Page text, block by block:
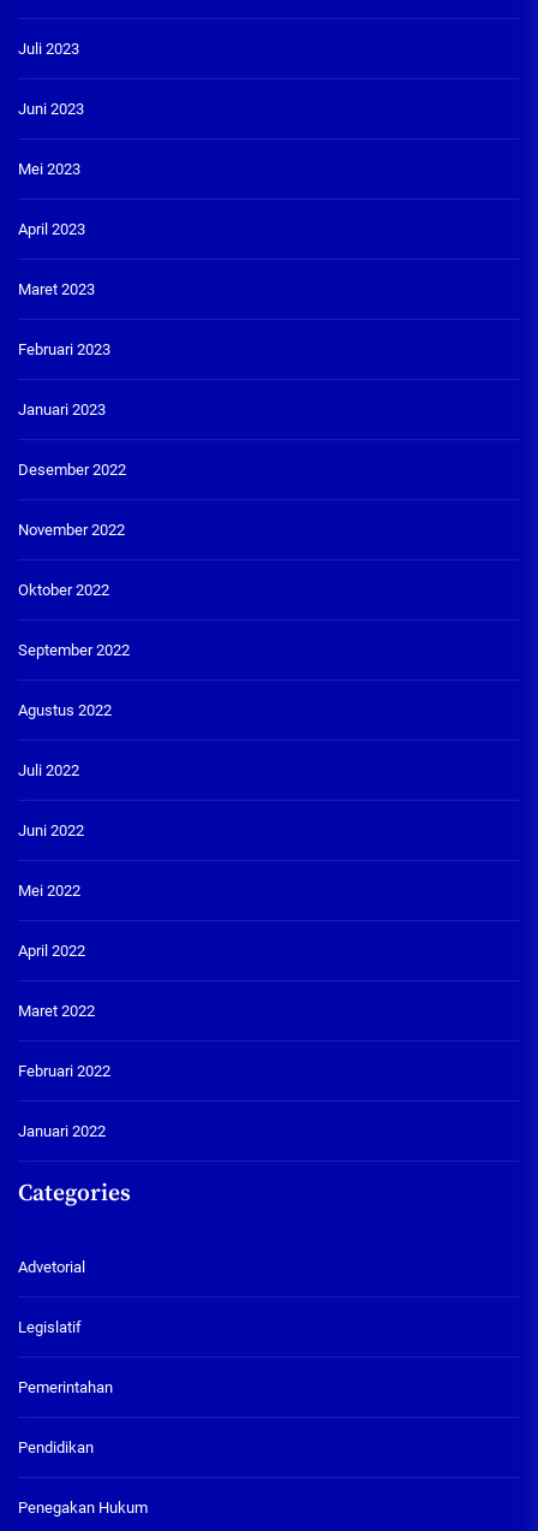
Juli 2023
Juni 2023
Mei 2023
April 2023
Maret 2023
Februari 2023
Januari 2023
Desember 2022
November 2022
Oktober 2022
September 2022
Agustus 2022
Juli 2022
Juni 2022
Mei 2022
April 2022
Maret 2022
Februari 2022
Januari 2022
Categories
Advetorial
Legislatif
Pemerintahan
Pendidikan
Penegakan Hukum